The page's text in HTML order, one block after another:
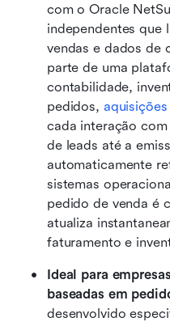
com o Oracle
independentes que
vendas e dados de
parte de uma
contabilidade,
pedidos, aquisições
cada interação
de leads até a
automaticamente
sistemas
pedido de venda é
atualiza
faturamento e
Ideal para
baseadas em
desenvolvido